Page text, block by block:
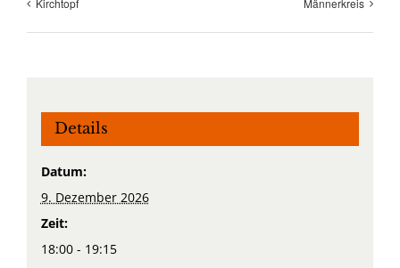
Kirchtopf Männerkreis
Details
Datum:
9. Dezember 2026
Zeit:
18:00 - 19:15